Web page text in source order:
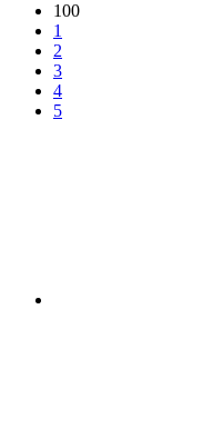
100
1
2
3
4
5